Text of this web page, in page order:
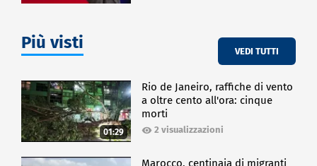
Più visti VEDI TUTTI
01:29
Rio de Janeiro, raffiche di vento
a oltre cento all'ora: cinque
morti
2 visualizzazioni
Marocco, centinaia di migranti